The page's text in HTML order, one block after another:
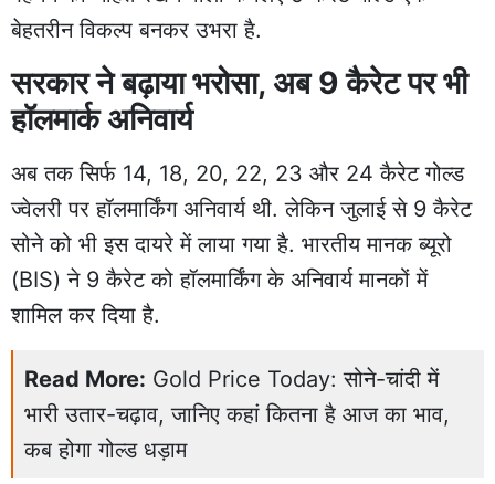
बेहतरीन विकल्प बनकर उभरा है.
सरकार ने बढ़ाया भरोसा, अब 9 कैरेट पर भी
हॉलमार्क अनिवार्य
अब तक सिर्फ 14, 18, 20, 22, 23 और 24 कैरेट गोल्ड
ज्वेलरी पर हॉलमार्किंग अनिवार्य थी. लेकिन जुलाई से 9 कैरेट
सोने को भी इस दायरे में लाया गया है. भारतीय मानक ब्यूरो
(BIS) ने 9 कैरेट को हॉलमार्किंग के अनिवार्य मानकों में
शामिल कर दिया है.
Read More: Gold Price Today: सोने-चांदी में
भारी उतार-चढ़ाव, जानिए कहां कितना है आज का भाव,
कब होगा गोल्ड धड़ाम